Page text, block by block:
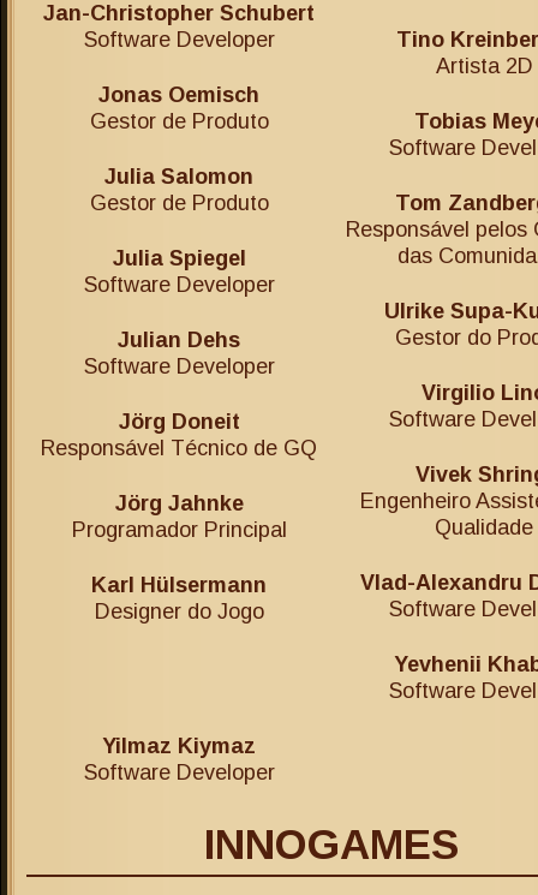
Jan-Christopher Schubert
Software Developer
Jonas Oemisch
Gestor de Produto
Julia Salomon
Gestor de Produto
Julia Spiegel
Software Developer
Julian Dehs
Software Developer
Jörg Doneit
Responsável Técnico de GQ
Jörg Jahnke
Programador Principal
Karl Hülsermann
Designer do Jogo
Tino
Artista 2D
Tobias
Software
Tom
Responsável pelos
das
Ulrike Supa-
Gestor do
Virgilio
Software
Vivek
Engenheiro
Qualidade
Vlad-Alexandru
Software
Yevhenii
Software
Yilmaz Kiymaz
Software Developer
INNOGAMES